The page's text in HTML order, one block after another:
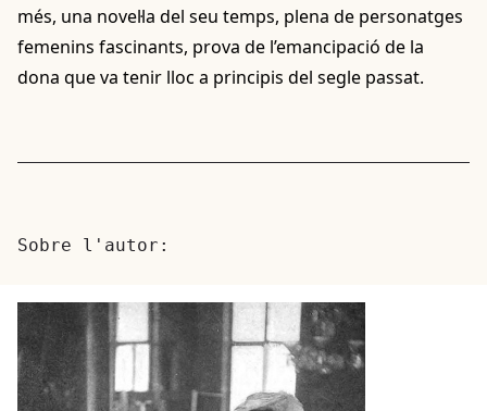
més, una novel·la del seu temps, plena de personatges
femenins fascinants, prova de l’emancipació de la
dona que va tenir lloc a principis del segle passat.
Sobre l'autor: